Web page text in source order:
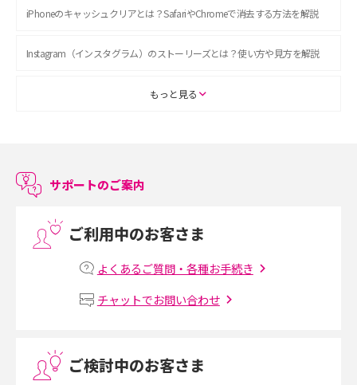
iPhoneのキャッシュクリアとは？SafariやChromeで消去する方法を解説
Instagram（インスタグラム）のストーリーズとは？使い方や見方を解説
ASMRとは？初心者向けの代表ジャンルや楽しみ方を解説
LINEで友だちを削除する方法は？方法ごとの影響や復活・復元する方法も
プリペイドSIMとは？種類やメリット・デメリット、利用までの流れを解説
Threads（スレッズ）とは？主な機能や登録方法、投稿の仕方を解説
もっと見る
サポートのご案内
ご利用中のお客さま
よくあるご質問・各種お手続き
チャットでお問い合わせ
ご検討中のお客さま